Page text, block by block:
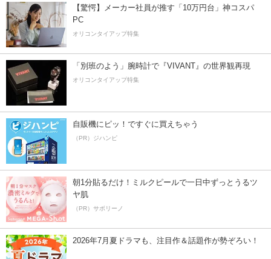
【驚愕】メーカー社員が推す「10万円台」神コスパ
PC
オリコンタイアップ特集
「別班のよう」腕時計で『VIVANT』の世界観再現
オリコンタイアップ特集
自販機にピッ！ですぐに買えちゃう
（PR）ジハンピ
朝1分貼るだけ！ミルクピールで一日中ずっとうるツ
ヤ肌
（PR）サボリーノ
2026年7月夏ドラマも、注目作＆話題作が勢ぞろい！